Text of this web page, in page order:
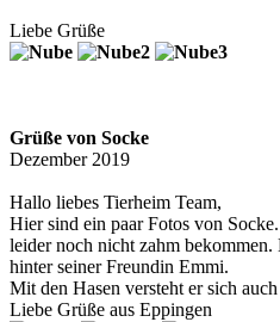
Liebe Grüße
Grüße von Socke
Dezember 2019
Hallo liebes Tierheim Team,
Hier sind ein paar Fotos von
leider noch nicht zahm
hinter seiner Freundin Emmi.
Mit den Hasen versteht er sich
Liebe Grüße aus Eppingen